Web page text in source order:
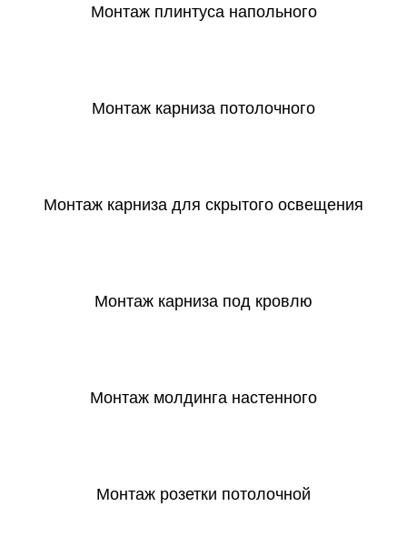
Монтаж плинтуса напольного
Монтаж карниза потолочного
Монтаж карниза для скрытого освещения
Монтаж карниза под кровлю
Монтаж молдинга настенного
Монтаж розетки потолочной